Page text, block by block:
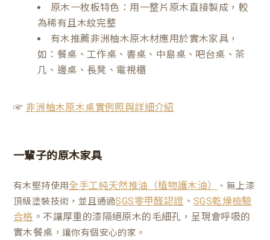
原木一枚板特色：用一整片原木直接製成，較
為稀有且木紋完整
有木推薦非洲柚木原木材應用於實木家具，
如：餐桌、工作桌、書桌、中島桌、吧台桌、茶
几、邊桌、長凳、電視櫃
☞ 非洲柚木原木桌實例照與詳細介紹
一輩子的原木家具
有木堅持使用全手工純天然推油（植物護木油）
、無上漆
頂級塗裝技術，並且通過SGS零甲醛認證 、SGS乾燥檢驗
合格 。不讓厚重的漆隔絕原木的毛細孔，呈現會呼吸的
實木餐桌 ，讓你有個安心的家。